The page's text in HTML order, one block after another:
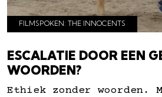
FILMSPOKEN: THE INNOCENTS
ESCALATIE DOOR EEN
WOORDEN?
Ethiek zonder woorden.